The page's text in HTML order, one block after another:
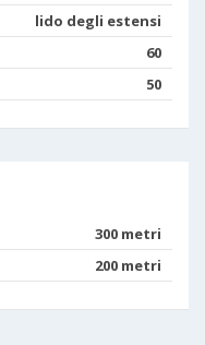
lido degli estensi
60
50
300 metri
200 metri